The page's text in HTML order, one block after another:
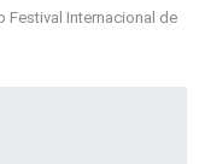
Festival Internacional de